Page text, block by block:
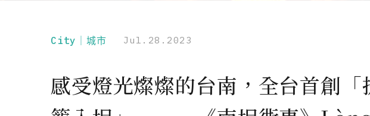
City｜城市 Jul.28.2023
感受燈光燦燦的台南，全台首創「